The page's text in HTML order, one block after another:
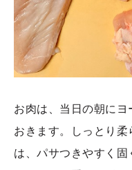
お肉は、当日の朝に
おきます。しっとり
は、パサつきやすく